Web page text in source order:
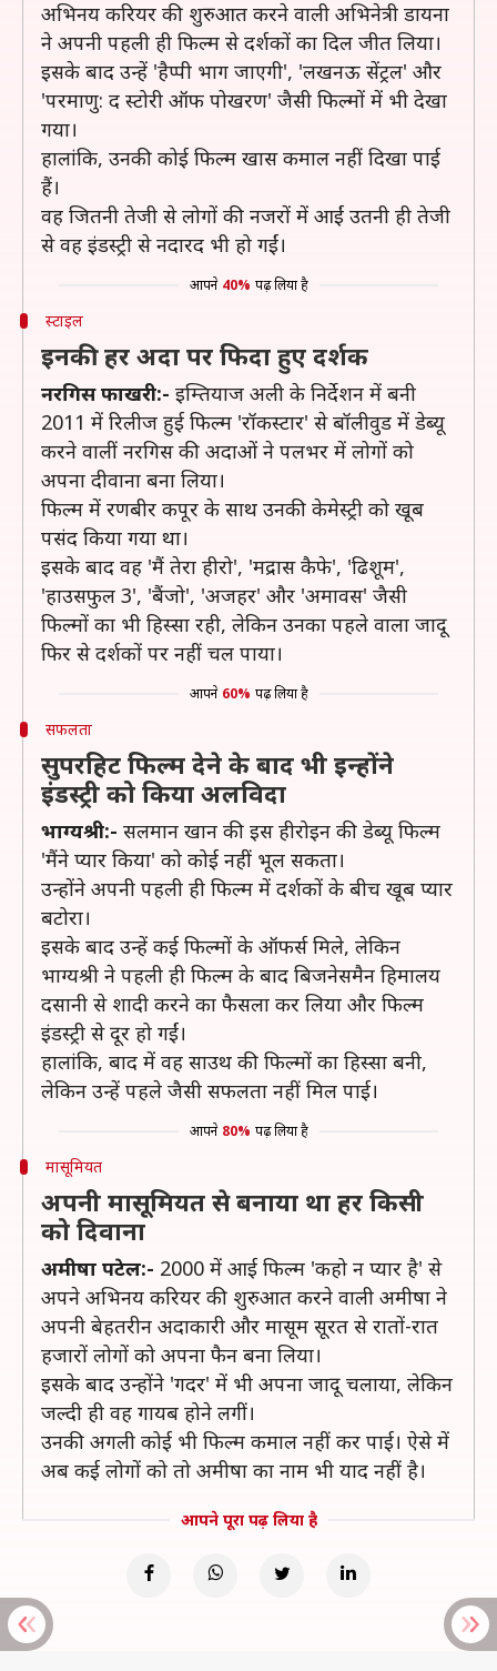
अभिनय करियर की शुरुआत करने वाली अभिनेत्री डायना
ने अपनी पहली ही फिल्म से दर्शकों का दिल जीत लिया।
इसके बाद उन्हें 'हैप्पी भाग जाएगी', 'लखनऊ सेंट्रल' और
'परमाणु: द स्टोरी ऑफ पोखरण' जैसी फिल्मों में भी देखा
गया।
हालांकि, उनकी कोई फिल्म खास कमाल नहीं दिखा पाई
हैं।
वह जितनी तेजी से लोगों की नजरों में आईं उतनी ही तेजी
से वह इंडस्ट्री से नदारद भी हो गईं।
आपने 40% पढ़ लिया है
स्टाइल
इनकी हर अदा पर फिदा हुए दर्शक
नरगिस फाखरी:- इम्तियाज अली के निर्देशन में बनी
2011 में रिलीज हुई फिल्म 'रॉकस्टार' से बॉलीवुड में डेब्यू
करने वालीं नरगिस की अदाओं ने पलभर में लोगों को
अपना दीवाना बना लिया।
फिल्म में रणबीर कपूर के साथ उनकी केमेस्ट्री को खूब
पसंद किया गया था।
इसके बाद वह 'मैं तेरा हीरो', 'मद्रास कैफे', 'ढिशूम',
'हाउसफुल 3', 'बैंजो', 'अजहर' और 'अमावस' जैसी
फिल्मों का भी हिस्सा रही, लेकिन उनका पहले वाला जादू
फिर से दर्शकों पर नहीं चल पाया।
आपने 60% पढ़ लिया है
सफलता
सुपरहिट फिल्म देने के बाद भी इन्होंने
इंडस्ट्री को किया अलविदा
भाग्यश्री:- सलमान खान की इस हीरोइन की डेब्यू फिल्म
'मैंने प्यार किया' को कोई नहीं भूल सकता।
उन्होंने अपनी पहली ही फिल्म में दर्शकों के बीच खूब प्यार
बटोरा।
इसके बाद उन्हें कई फिल्मों के ऑफर्स मिले, लेकिन
भाग्यश्री ने पहली ही फिल्म के बाद बिजनेसमैन हिमालय
दसानी से शादी करने का फैसला कर लिया और फिल्म
इंडस्ट्री से दूर हो गईं।
हालांकि, बाद में वह साउथ की फिल्मों का हिस्सा बनी,
लेकिन उन्हें पहले जैसी सफलता नहीं मिल पाई।
आपने 80% पढ़ लिया है
मासूमियत
अपनी मासूमियत से बनाया था हर किसी
को दिवाना
अमीषा पटेल:- 2000 में आई फिल्म 'कहो न प्यार है' से
अपने अभिनय करियर की शुरुआत करने वाली अमीषा ने
अपनी बेहतरीन अदाकारी और मासूम सूरत से रातों-रात
हजारों लोगों को अपना फैन बना लिया।
इसके बाद उन्होंने 'गदर' में भी अपना जादू चलाया, लेकिन
जल्दी ही वह गायब होने लगीं।
उनकी अगली कोई भी फिल्म कमाल नहीं कर पाई। ऐसे में
अब कई लोगों को तो अमीषा का नाम भी याद नहीं है।
आपने पूरा पढ़ लिया है